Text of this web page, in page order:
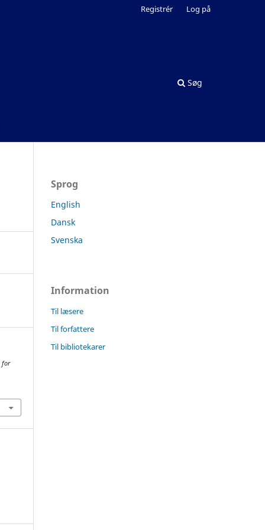
Søg
Registrér Log på
for
Sprog
English
Dansk
Svenska
Information
Til læsere
Til forfattere
Til bibliotekarer